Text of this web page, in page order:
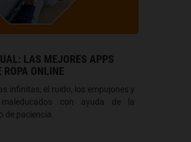
LAS MEJORES APPS
ROPA ONLINE
infinitas, el ruido, los empujones y
maleducados con ayuda de la
de paciencia.